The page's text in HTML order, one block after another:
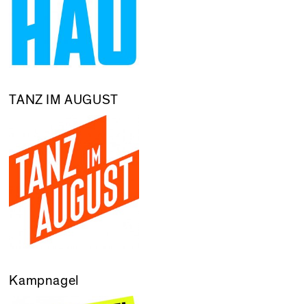
TANZ IM AUGUST
Kampnagel